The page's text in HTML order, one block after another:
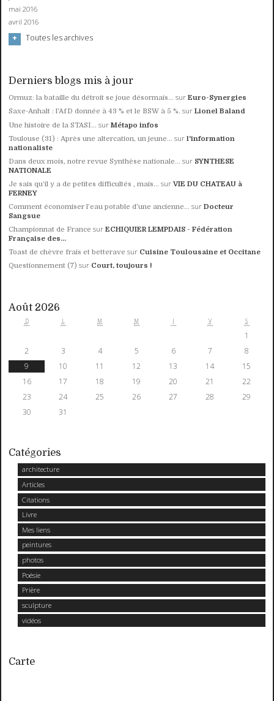
mai 2016
avril 2016
Toutes les archives
Derniers blogs mis à jour
Ormuz: la bataille du détroit se joue désormais... surEuro-Synergies
Saxe-Anhalt : l'AfD donnée à 43 % et le BSW à 5 %. surLionel Baland
Une histoire de la STASI... surMétapo infos
Toulouse (31) : Après une altercation, un jeune... surl'information
nationaliste
Dans deux mois, notre revue Synthèse nationale... sur SYNTHESE
NATIONALE
Je sais qu'il y a de petites difficultés , mais... surVIE DU CHATEAU à
FERNEY
Comment économiser l’eau potable d’une ancienne... surDocteur
Sangsue
Championnat de France surECHIQUIER LEMPDAIS - Fédération
Française des...
Toast de chèvre frais et betterave sur Cuisine Toulousaine et Occitane
Questionnement (7) sur Court, toujours !
Août 2026
D L M M V S
1
2
3 4 5 6 7
8
9
10 11 12 13 14
15
16
17 18 19 20 21
22
23
24 25 26 27 28
29
30
31
Catégories
architecture
Articles
Citations
Livre
Mes liens
peintures
photos
Poésie
Prière
sculpture
vidéos
Carte